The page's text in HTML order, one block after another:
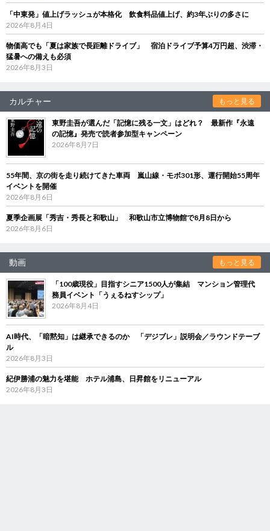
「中東発」値上げラッシュが本格化 飲食料品値上げ、約3年ぶりの多さに
2026年8月4日
物価高でも「夏は家族で長距離ドライブ」 宿泊ドライブ予算4万円超、渋滞・
猛暑への備えも必須
2026年8月3日
カルチャー もっと見る
東野圭吾が選んだ「記憶に残る一文」はどれ？ 最新作『永遠
の記憶』発売で読者参加型キャンペーン
2026年8月7日
55年間、京の街を走り続けてきた車両 嵐山線・モボ301形、運行開始55周年
イベントを開催
2026年8月6日
夏季企画展「秀吉・秀長と和歌山」 和歌山市立博物館で8月8日から
2026年8月6日
動画 もっと見る
「100歳現役」目指すシニア1500人が集結 マンション管理代
務員イベント「うぇるねすシップ」
2026年8月4日
AI時代、「暗黙知」は継承できるのか 「デジブレ」説明会／ラウンドテーブ
ル
2026年8月3日
紀伊勝浦の魅力を堪能 ホテル浦島、日昇館をリニューアル
2026年8月3日